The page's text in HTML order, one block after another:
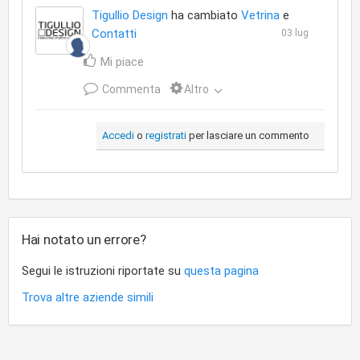
Tigullio Design ha cambiato Vetrina e
Contatti
03 lug
Mi piace
Commenta Altro
Accedi o registrati per lasciare un commento
Hai notato un errore?
Segui le istruzioni riportate su questa pagina
Trova altre aziende simili